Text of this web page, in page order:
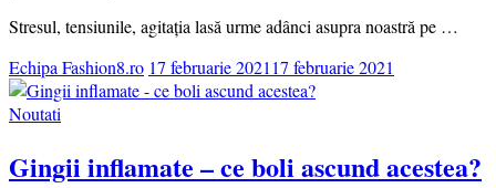
Stresul, tensiunile, agitația lasă urme adânci asupra noastră pe …
Echipa Fashion8.ro 17 februarie 202117 februarie 2021
Noutati
Gingii inflamate – ce boli ascund acestea?